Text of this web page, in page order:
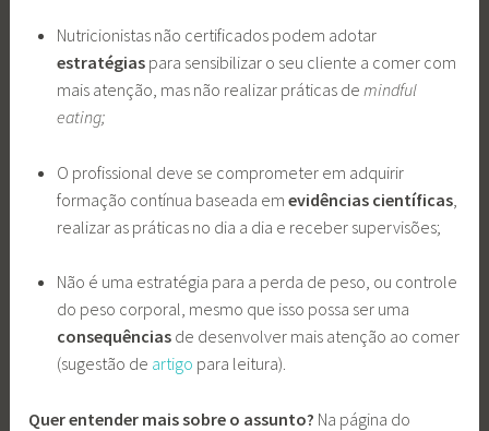
Nutricionistas não certificados podem adotar
estratégiaspara sensibilizar o seu cliente a comer com
mais atenção, mas não realizar práticas de mindful
eating;
O profissional deve se comprometer em adquirir
formação contínua baseada em evidências científicas,
realizar as práticas no dia a dia e receber supervisões;
Não é uma estratégia para a perda de peso, ou controle
do peso corporal, mesmo que isso possa ser uma
consequênciasde desenvolver mais atenção ao comer
(sugestão de artigo para leitura).
Quer entender mais sobre o assunto? Na página do